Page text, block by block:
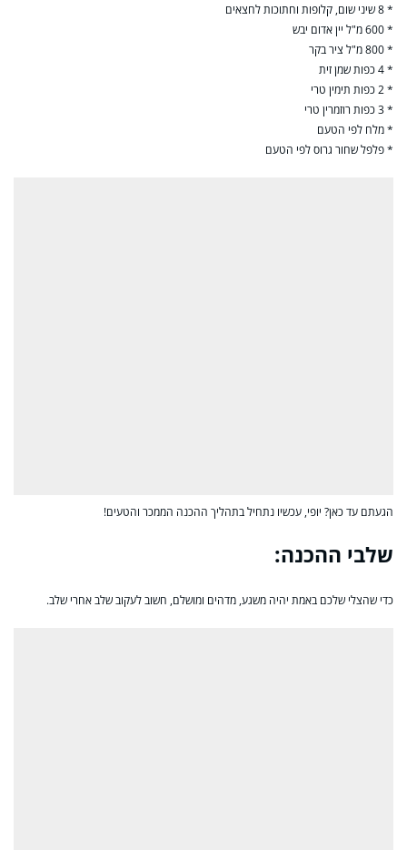
* 8 שיני שום, קלופות וחתוכות לחצאים
* 600 מ"ל יין אדום יבש
* 800 מ"ל ציר בקר
* 4 כפות שמן זית
* 2 כפות תימין טרי
* 3 כפות רוזמרין טרי
* מלח לפי הטעם
* פלפל שחור גרוס לפי הטעם
הגעתם עד כאן? יופי, עכשיו נתחיל בתהליך ההכנה הממכר והטעים!
שלבי ההכנה:
כדי שהצלי שלכם באמת יהיה משגע, מדהים ומושלם, חשוב לעקוב שלב אחרי שלב.